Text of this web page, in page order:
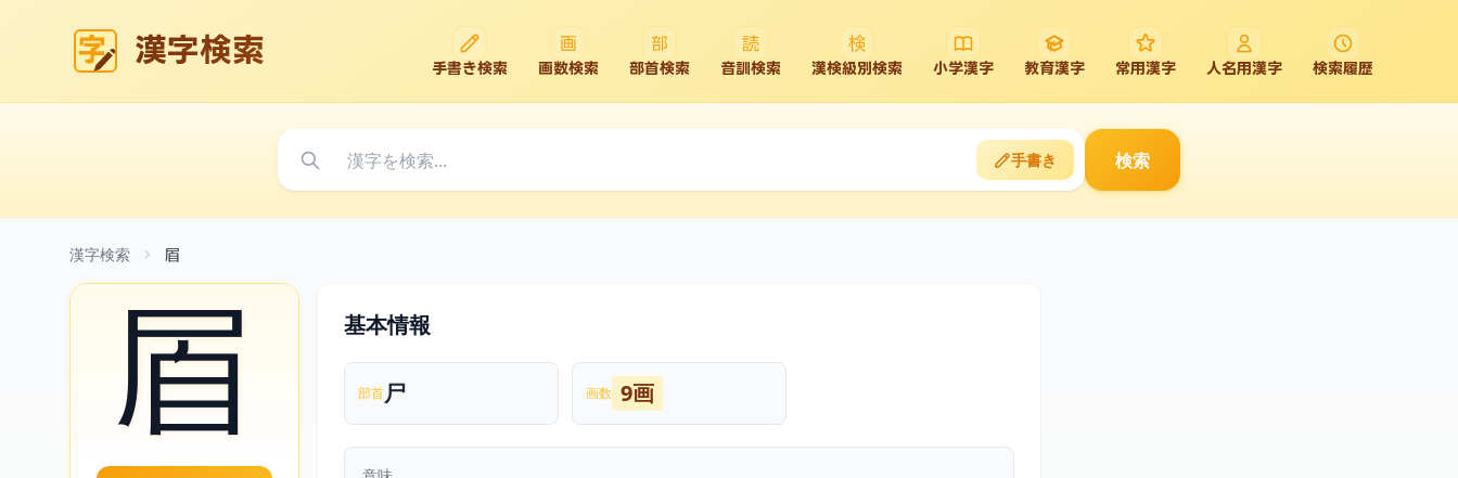
漢字検索 手書き検索 画数検索 部首検索 音訓検索 漢検級別検索 小学漢字 教育漢字 常用漢字 人名用漢字 検索履歴
手書き 検索
漢字検索 㞒
㞒 基本情報
部首尸 画数 9画